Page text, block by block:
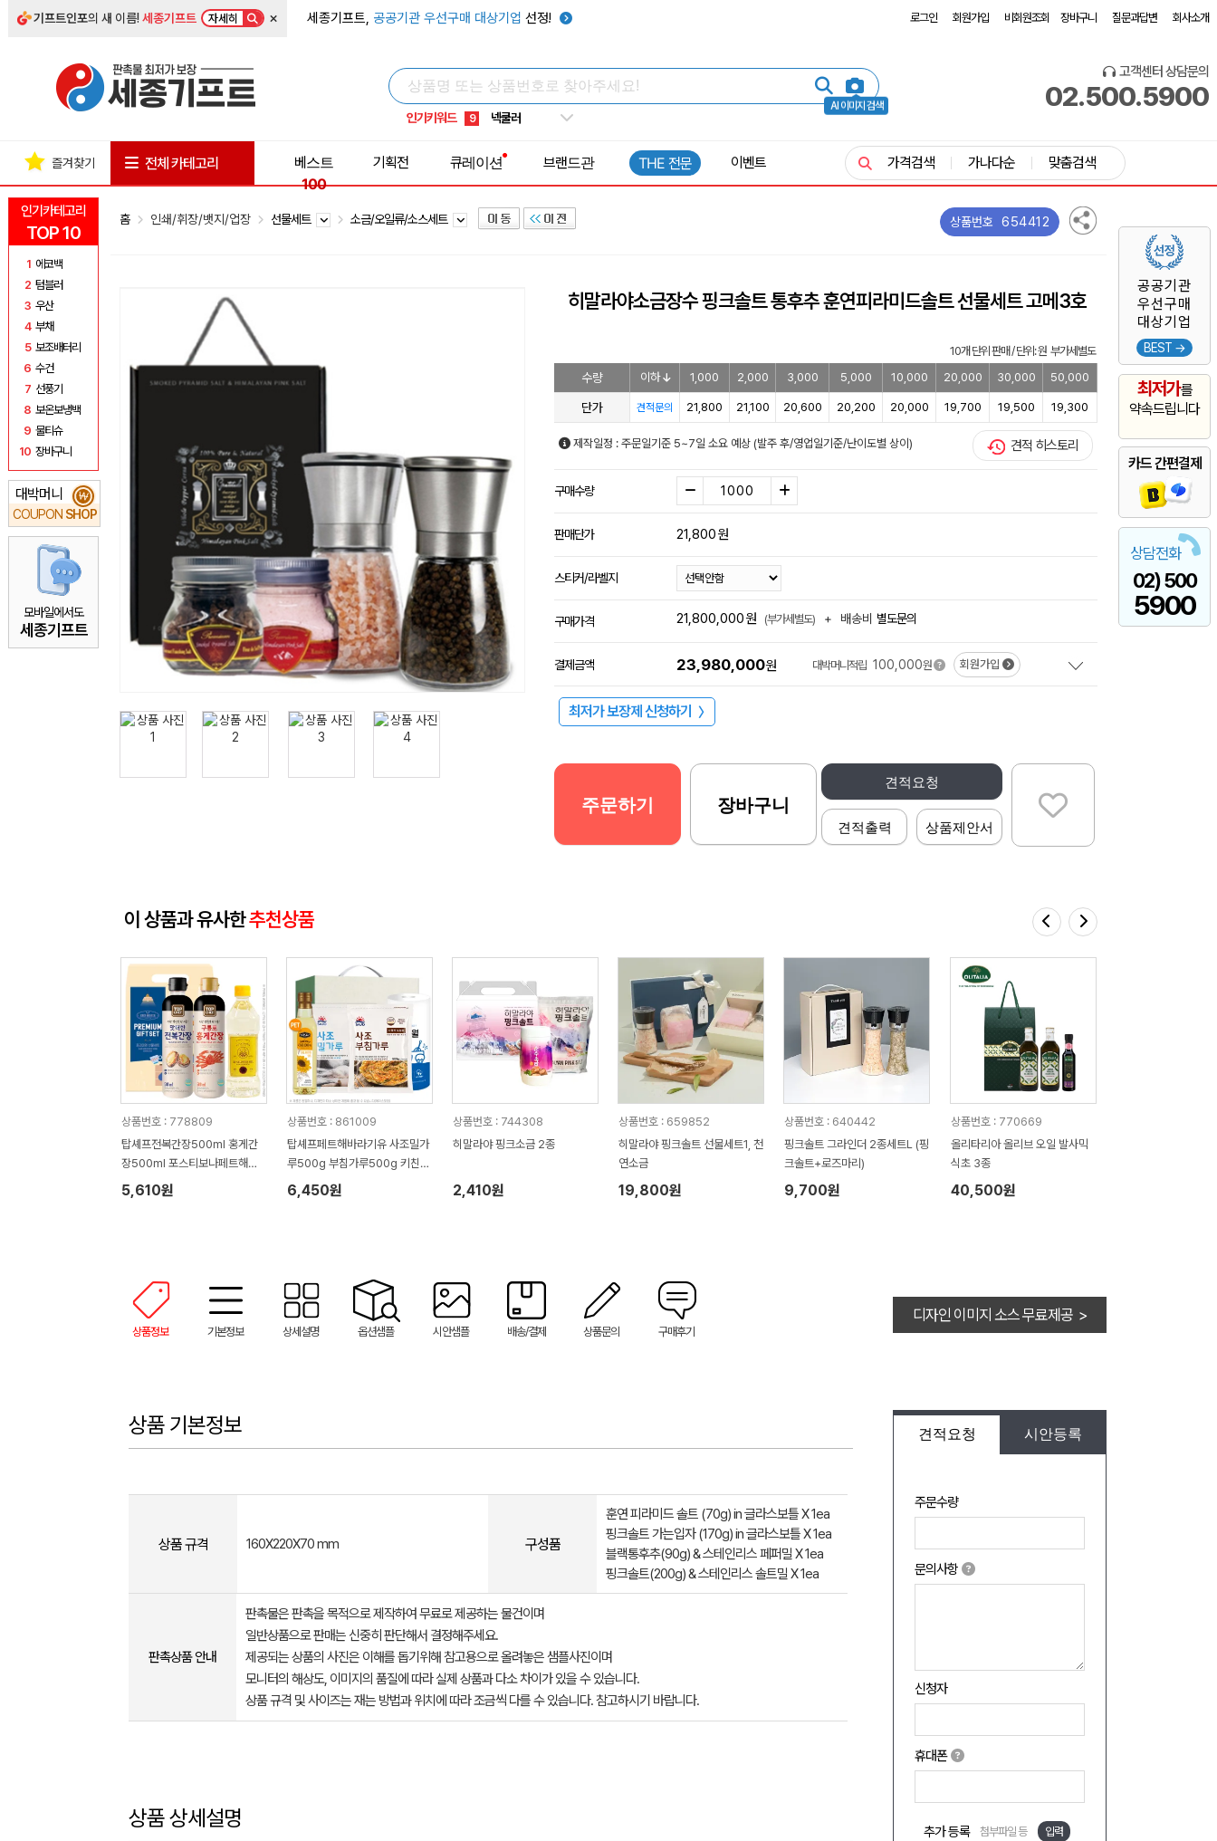
기프트인포의 새 이름!세종기프트 자세히 × 세종기프트, 공공기관 우선구매 대상기업 선정! 로그인 회원가입 비회원조회 장바구니 질문과답변 회사소개
AI 이미지 검색
인기키워드
5 키캡
8 쿨토시
9 넥쿨러
1 선풍기
고객센터 상담문의
02.500.5900
인기카테고리
TOP 10
1 에코백
2 텀블러
3 우산
4 부채
5 보조배터리
6 수건
7 선풍기
8 보온보냉백
9 물티슈
10 장바구니
대박머니
COUPON SHOP
₩
모바일에서도
세종기프트
공공기관
우선구매
대상기업
BEST →
최저가를
약속드립니다
카드 간편결제
상담전화
02) 500
5900
즐겨찾기 전체 카테고리
베스트
100
기획전 큐레이션 브랜드관 THE 전문 이벤트 가격검색 가나다순 맞춤검색
홈 인쇄/휘장/뱃지/업장 선물세트 소금/오일류/소스세트 상품번호 654412
히말라야소금장수 핑크솔트 통후추 훈연피라미드솔트 선물세트 고메3호
10개 단위 판매 / 단위: 원 부가세별도
수량 이하 1,000 2,000 3,000 5,000 10,000 20,000 30,000 50,000
단가 견적문의 21,800 21,100 20,600 20,200 20,000 19,700 19,500 19,300
제작일정 : 주문일기준 5~7일 소요 예상 (발주 후/영업일기준/난이도별 상이) 견적 히스토리
구매수량
판매단가 21,800원
스티커/라벨지
구매가격 21,800,000원 (부가세별도) + 배송비 별도문의
결제금액 23,980,000원 대박머니적립 100,000원 회원가입
최저가 보장제 신청하기 〉
견적요청
견적출력 상품제안서
주문하기 장바구니
이 상품과 유사한추천상품
상품번호 : 778809
탑셰프전복간장500ml 홍게간
장500ml 포스티보나페트해바
라기유(3종)
5,610원
상품번호 : 861009
탑셰프페트해바라기유 사조밀가
루500g 부침가루500g 키친타
올(4종)
6,450원
상품번호 : 744308
히말라야 핑크소금 2종
2,410원
상품번호 : 659852
히말라야 핑크솔트 선물세트1, 천
연소금
19,800원
상품번호 : 640442
핑크솔트 그라인더 2종세트L (핑
크솔트+로즈마리)
9,700원
상품번호 : 770669
올리타리아 올리브 오일 발사믹
식초 3종
40,500원
상품정보 기본정보 상세설명 옵션샘플 시안샘플 배송/결제 상품문의 구매후기
디자인 이미지 소스 무료제공 >
견적요청 시안등록
주문수량
문의사항
신청자
휴대폰
추가 등록 첨부파일 등 입력
상품 기본정보
상품 규격 160X220X70 mm 구성품
훈연 피라미드 솔트 (70g) in 글라스보틀 X 1ea
핑크솔트 가는입자 (170g) in 글라스보틀 X 1ea
블랙통후추(90g) & 스테인리스 페퍼밀 X 1ea
핑크솔트(200g) & 스테인리스 솔트밀 X 1ea
판촉상품 안내
판촉물은 판촉을 목적으로 제작하여 무료로 제공하는 물건이며
일반상품으로 판매는 신중히 판단해서 결정해주세요.
제공되는 상품의 사진은 이해를 돕기위해 참고용으로 올려놓은 샘플사진이며
모니터의 해상도, 이미지의 품질에 따라 실제 상품과 다소 차이가 있을 수 있습니다.
상품 규격 및 사이즈는 재는 방법과 위치에 따라 조금씩 다를 수 있습니다. 참고하시기 바랍니다.
상품 상세설명